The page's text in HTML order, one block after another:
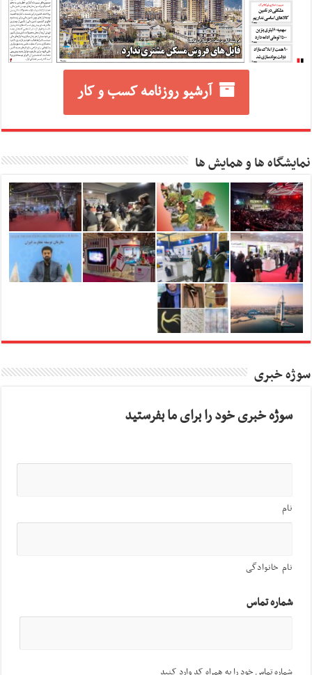
آرشیو روزنامه کسب و کار
نمایشگاه ها و همایش ها
سوژه خبری
سوژه خبری خود را برای ما بفرستید
نام
نام خانوادگی
شماره تماس